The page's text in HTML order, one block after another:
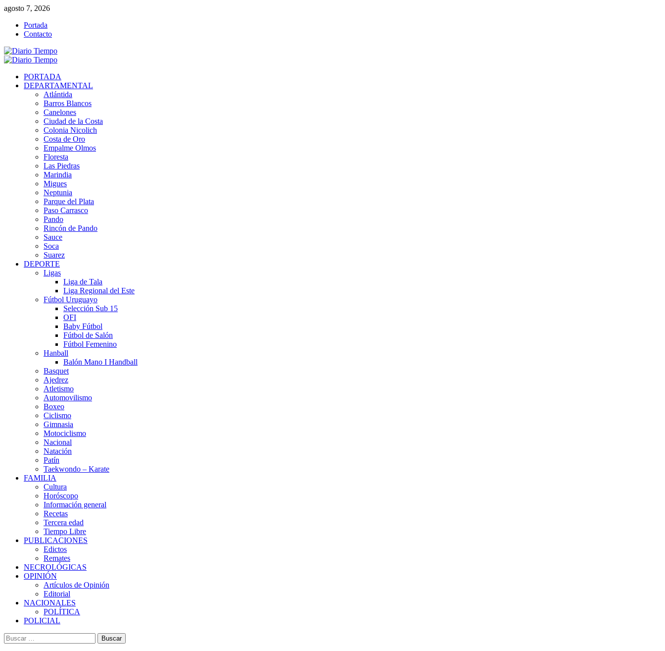
Saltar
contenido
agosto 7, 2026
Portada
Contacto
Menú
PORTADA
DEPARTAMENTAL
Atlántida
Barros Blancos
Canelones
Ciudad de la Costa
Colonia Nicolich
Costa de Oro
Empalme Olmos
Floresta
Las Piedras
Marindia
Migues
Neptunia
Parque del Plata
Paso Carrasco
Pando
Rincón de Pando
Sauce
Soca
Suarez
DEPORTE
Ligas
Liga de Tala
Liga Regional del Este
Fútbol Uruguayo
Selección Sub 15
OFI
Baby Fútbol
Fútbol de Salón
Fútbol Femenino
Hanball
Balón Mano I Handball
Basquet
Ajedrez
Atletismo
Automovilismo
Boxeo
Ciclismo
Gimnasia
Motociclismo
Nacional
Natación
Patín
Taekwondo – Karate
FAMILIA
Cultura
Horóscopo
Información general
Recetas
Tercera edad
Tiempo Libre
PUBLICACIONES
Edictos
Remates
NECROLÓGICAS
OPINIÓN
Artículos de Opinión
Editorial
NACIONALES
POLÍTICA
POLICIAL
Buscar: